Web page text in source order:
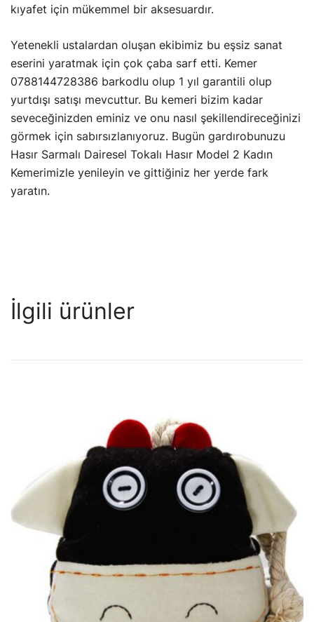
kıyafet için mükemmel bir aksesuardır.
Yetenekli ustalardan oluşan ekibimiz bu eşsiz sanat
eserini yaratmak için çok çaba sarf etti. Kemer
0788144728386 barkodlu olup 1 yıl garantili olup
yurtdışı satışı mevcuttur. Bu kemeri bizim kadar
seveceğinizden eminiz ve onu nasıl şekillendireceğinizi
görmek için sabırsızlanıyoruz. Bugün gardırobunuzu
Hasır Sarmalı Dairesel Tokalı Hasır Model 2 Kadın
Kemerimizle yenileyin ve gittiğiniz her yerde fark
yaratın.
İlgili ürünler